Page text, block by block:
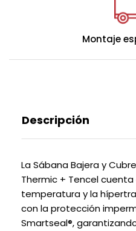
Montaje
Descripción
La Sábana Bajera y
Thermic + Tencel
temperatura y la
con la protección
Smartseal®,